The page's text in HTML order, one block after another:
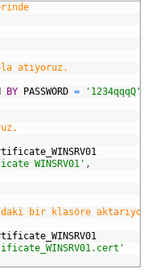
atıyoruz.
BY PASSWORD =
'1234qqqQ'
WINSRV01' ,
bir klasöre aktarıyoruz